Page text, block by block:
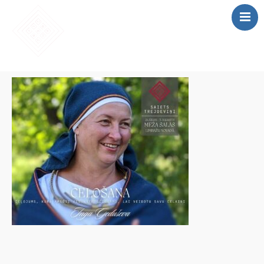
SĀKUMS
MĀCĪBAS
SAIETS 2026
IEPRIEKŠĒJIE
SAIETI
PAR MUMS
LOMU SPĒLE